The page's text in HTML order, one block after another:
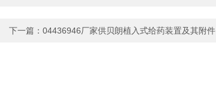
下一篇： 04436946厂家供贝朗植入式给药装置及其附件